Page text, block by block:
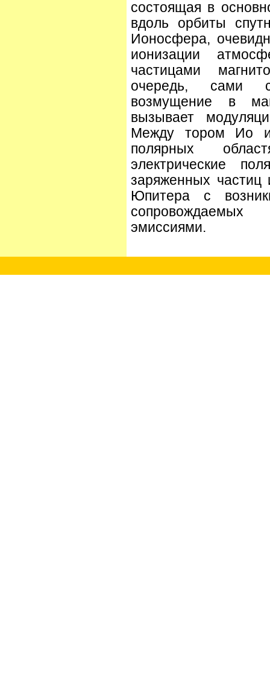
состоящая в
вдоль орбиты
Ионосфера,
ионизации
частицами
очередь, сами
возмущение в
вызывает
Между тором Ио
полярных
электрические
заряженных
Юпитера с
эмиссиями.